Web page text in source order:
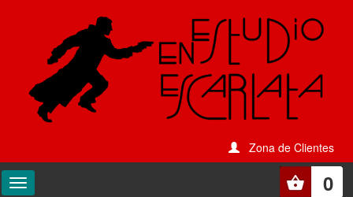
Zona de Clientes
0